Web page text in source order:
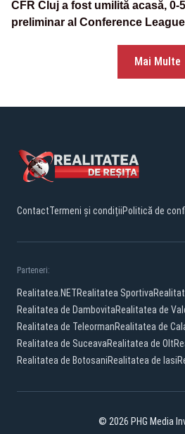
CFR Cluj a fost umilită acasă, 0-
preliminar al Conference League
Mai Multe
ContactTermeni și condițiiPolitică de
Parteneri:
Realitatea.NETRealitatea Sportiva
Realitatea de DambovitaRealitatea de
Realitatea de TeleormanRealitatea de
Realitatea de SuceavaRealitatea de Olt
Realitatea de BotosaniRealitatea de Iasi
© 2026 PHG Media